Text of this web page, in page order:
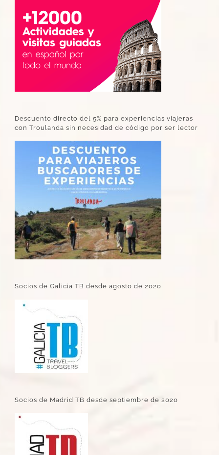
Descuento directo del 5% para experiencias viajeras
con Troulanda sin necesidad de código por ser lector
Socios de Galicia TB desde agosto de 2020
Socios de Madrid TB desde septiembre de 2020